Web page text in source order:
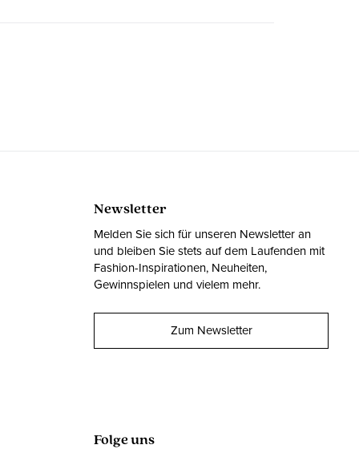
Newsletter
Melden Sie sich für unseren Newsletter an
und bleiben Sie stets auf dem Laufenden mit
Fashion-Inspirationen, Neuheiten,
Gewinnspielen und vielem mehr.
Zum Newsletter
Folge uns